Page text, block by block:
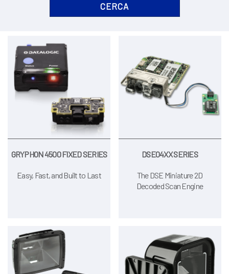
GRYPHON 4500 FIXED SERIES
Easy, Fast, and Built to Last
DSE04XX SERIES
The DSE Miniature 2D
Decoded Scan Engine